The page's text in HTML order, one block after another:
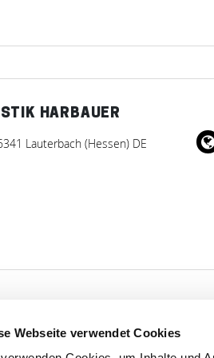
Webseite verwendet Cookies
HARBAUER
Lauterbach (Hessen) DE